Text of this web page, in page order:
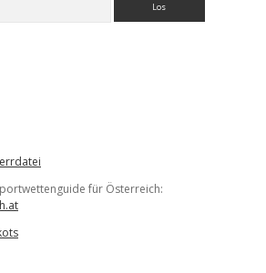
für Österreich: